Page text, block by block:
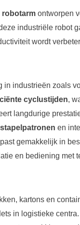
robotarm ontworpen
industriële robot
wordt
in industrieën zoals
cyclustijden,
langdurige
en
gemakkelijk in
en bediening met
kartons en
in logistieke centra.